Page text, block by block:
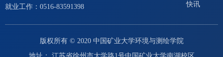
就业工作：0516-83591398
快讯
版权所有 © 2020 中国矿业大学环境与测绘学院